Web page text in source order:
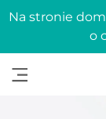
Na stronie
o